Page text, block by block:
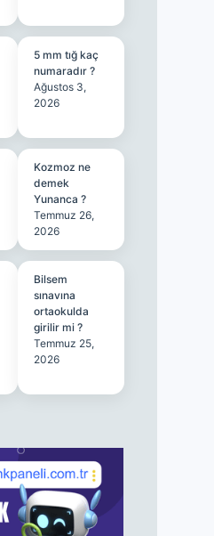
5 mm tığ kaç
numaradır ?
Ağustos 3,
2026
Kozmoz ne
demek
Yunanca ?
Temmuz 26,
2026
Bilsem
sınavına
ortaokulda
girilir mi ?
Temmuz 25,
2026